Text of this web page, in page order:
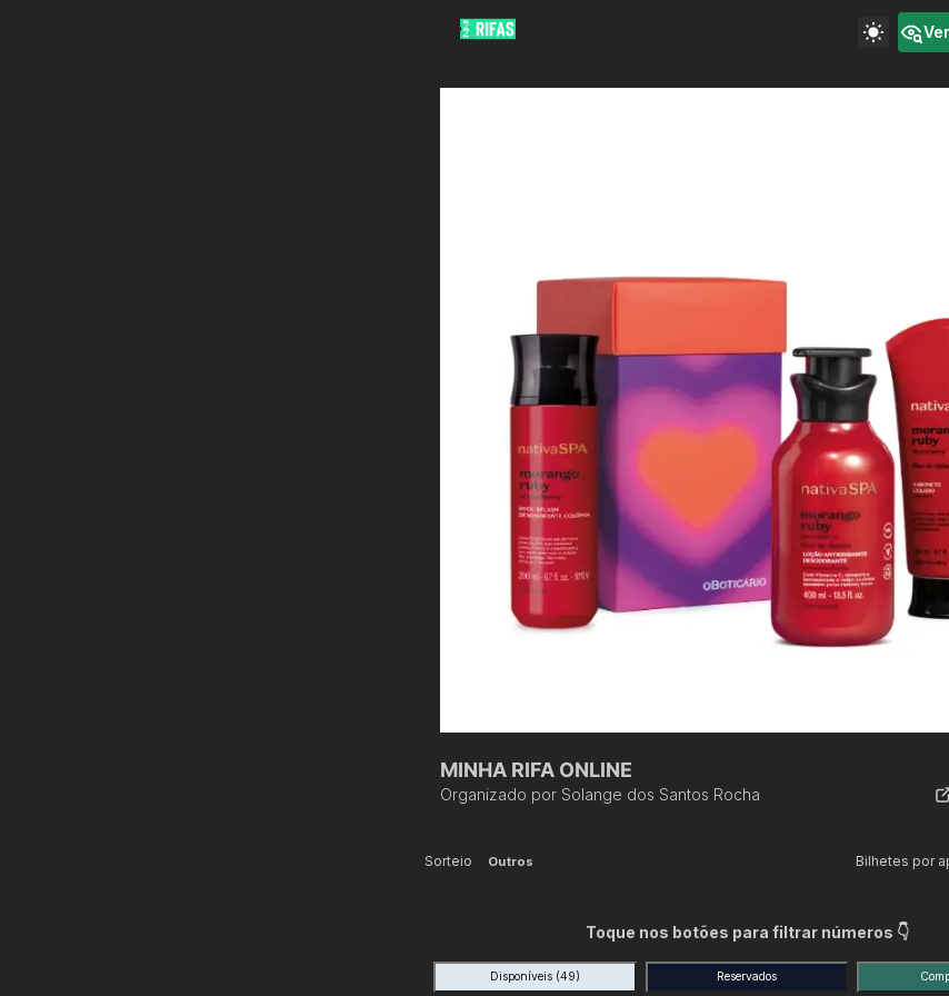
MINHA RIFA ONLINE
Organizado por Solange dos Santos Rocha
Sorteio Outros Bilhetes por
Toque nos botões para filtrar números 👇
Disponíveis (49) Reservados